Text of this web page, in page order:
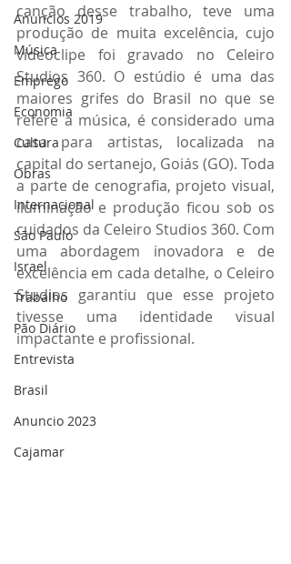
Anuncios 2019
Música
Emprego
Economia
Cultura
Obras
Internacional
São Paulo
Israel
Trabalho
Pão Diário
Entrevista
Brasil
Anuncio 2023
Cajamar
canção desse trabalho, teve uma
produção de muita excelência, cujo
videoclipe foi gravado no Celeiro
Studios 360. O estúdio é uma das
maiores grifes do Brasil no que se
refere a música, é considerado uma
casa para artistas, localizada na
capital do sertanejo, Goiás (GO). Toda
a parte de cenografia, projeto visual,
iluminação e produção ficou sob os
cuidados da Celeiro Studios 360. Com
uma abordagem inovadora e de
excelência em cada detalhe, o Celeiro
Studios garantiu que esse projeto
tivesse uma identidade visual
impactante e profissional.